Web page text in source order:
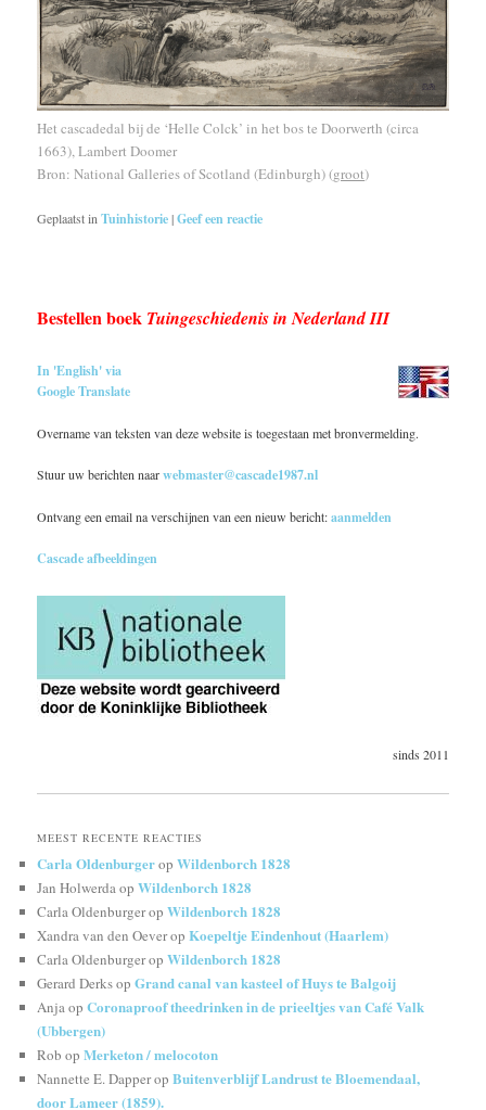
Het cascadedal bij de ‘Helle Colck’ in het bos te Doorwerth (circa
1663), Lambert Doomer
Bron: National Galleries of Scotland (Edinburgh) (groot)
Geplaatst inTuinhistorie|Geef een reactie
Bestellen boek Tuingeschiedenis in Nederland III
In 'English' via
Google Translate
Overname van teksten van deze website is toegestaan met bronvermelding.
Stuur uw berichten naarwebmaster@cascade1987.nl
Ontvang een email na verschijnen van een nieuw bericht:aanmelden
Cascade afbeeldingen
sinds 2011
MEEST RECENTE REACTIES
Carla OldenburgeropWildenborch 1828
Jan HolwerdaopWildenborch 1828
Carla OldenburgeropWildenborch 1828
Xandra van den OeveropKoepeltje Eindenhout (Haarlem)
Carla OldenburgeropWildenborch 1828
Gerard DerksopGrand canal van kasteel of Huys te Balgoij
AnjaopCoronaproof theedrinken in de prieeltjes van Café Valk
(Ubbergen)
Rob opMerketon / melocoton
Nannette E. DapperopBuitenverblijf Landrust te Bloemendaal,
door Lameer (1859).